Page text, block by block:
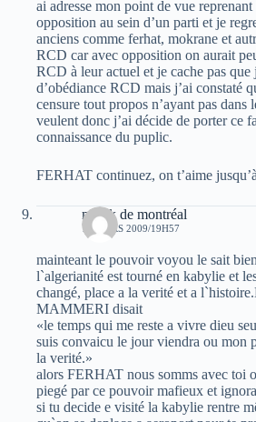
ai adresse mon point de vue
opposition au sein d’un parti et je
anciens comme ferhat, mokrane et
RCD car avec opposition on aurait
RCD à leur actuel et je cache pas que
d’obédiance RCD mais j’ai constaté
censure tout propos n’ayant pas dans
veulent donc j’ai décide de porter ce
connaissance du puplic.
FERHAT continuez, on t’aime
malek de montréal
17 MARS 2009/19H57
mainteant le pouvoir voyou le sait
l`algerianité est tourné en kabylie et
changé, place a la verité et a
MAMMERI disait
«le temps qui me reste a vivre dieu
suis convaicu le jour viendra ou mon
la verité.»
alors FERHAT nous somms avec toi
piegé par ce pouvoir mafieux et
si tu decide e visité la kabylie rentre